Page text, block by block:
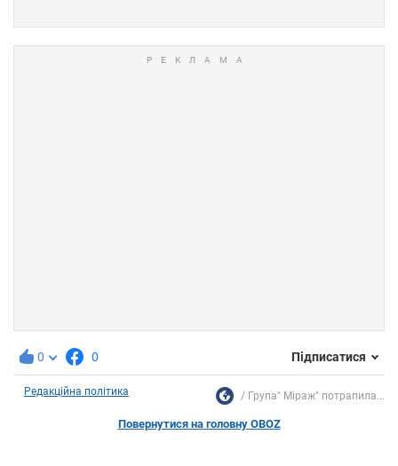
0 0 Підписатися
Редакційна політика Група" Міраж" потрапила...
Повернутися на головну OBOZ